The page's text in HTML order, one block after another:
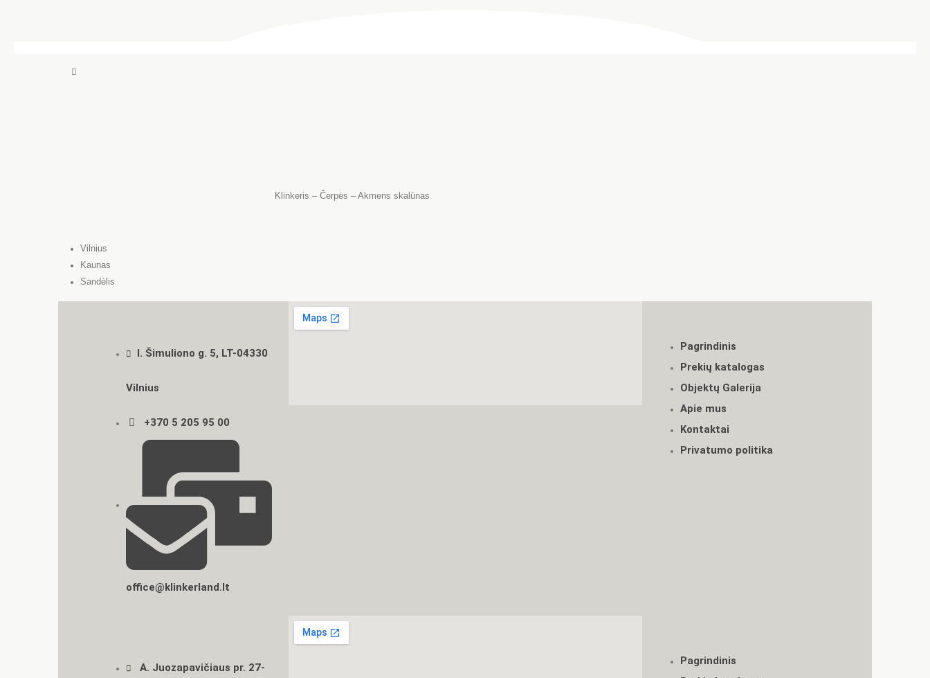
Klinkeris – Čerpės – Akmens skalūnas
Vilnius
Kaunas
Sandėlis
I. Šimuliono g. 5, LT-04330
Vilnius
+370 5 205 95 00
office@klinkerland.lt
Pagrindinis
Prekių katalogas
Objektų Galerija
Apie mus
Kontaktai
Privatumo politika
A. Juozapavičiaus pr. 27-
Pagrindinis